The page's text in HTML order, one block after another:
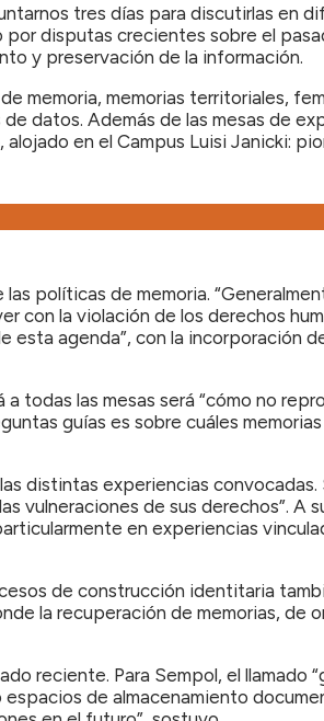
tres días para discutirlas en
disputas crecientes sobre el
y preservación de la información.
memoria, memorias territoriales,
datos. Además de las mesas de
en el Campus Luisi Janicki:
políticas de memoria.
con la violación de los derechos
esta agenda”, con la incorporación
todas las mesas será “cómo no
guías es sobre cuáles
distintas experiencias
vulneraciones de sus derechos”. A
en experiencias
de construcción identitaria
la recuperación de memorias, de
reciente. Para Sempol, el llamado
de almacenamiento